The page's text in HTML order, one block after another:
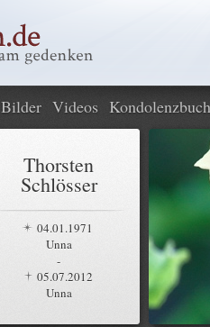
Bilder Videos Kondolenzbuch
Thorsten
Schlösser
04.01.1971
Unna
-
05.07.2012
Unna